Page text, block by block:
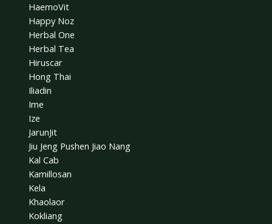
HaemoVit
Happy Noz
Herbal One
Herbal Tea
Hiruscar
Hong Thai
Iliadin
Ime
Ize
JarunJit
Jiu Jeng Pushen Jiao Nang
Kal Cab
Kamillosan
Kela
Khaolaor
Kokliang